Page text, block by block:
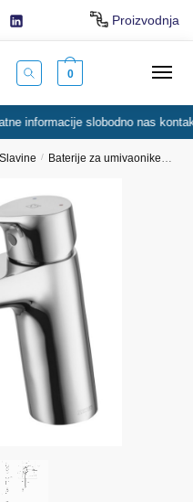
Proizvodnja
0
informacije slobodno nas
/ Baterije za umivaonike